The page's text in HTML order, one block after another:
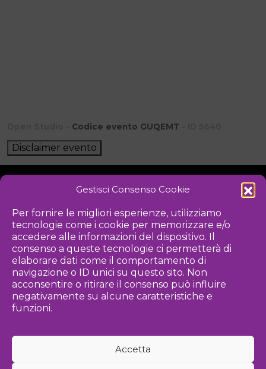
Gestisci Consenso Cookie
Per fornire le migliori esperienze, utilizziamo
tecnologie come i cookie per memorizzare e/o
accedere alle informazioni del dispositivo. Il
consenso a queste tecnologie ci permetterà di
elaborare dati come il comportamento di
navigazione o ID unici su questo sito. Non
acconsentire o ritirare il consenso può influire
negativamente su alcune caratteristiche e
funzioni.
Accetta
Codice evento GUQEMT
Disclaimer evento
PRIVACY POLICY
Iniziativa
Associazione culturale per la promozione delle arti visive